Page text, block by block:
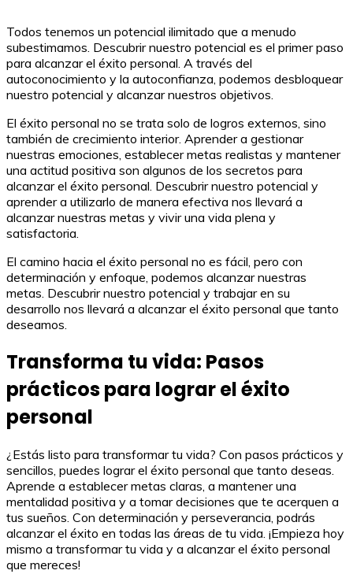
Todos tenemos un potencial ilimitado que a menudo
subestimamos. Descubrir nuestro potencial es el primer paso
para alcanzar el éxito personal. A través del
autoconocimiento y la autoconfianza, podemos desbloquear
nuestro potencial y alcanzar nuestros objetivos.
El éxito personal no se trata solo de logros externos, sino
también de crecimiento interior. Aprender a gestionar
nuestras emociones, establecer metas realistas y mantener
una actitud positiva son algunos de los secretos para
alcanzar el éxito personal. Descubrir nuestro potencial y
aprender a utilizarlo de manera efectiva nos llevará a
alcanzar nuestras metas y vivir una vida plena y
satisfactoria.
El camino hacia el éxito personal no es fácil, pero con
determinación y enfoque, podemos alcanzar nuestras
metas. Descubrir nuestro potencial y trabajar en su
desarrollo nos llevará a alcanzar el éxito personal que tanto
deseamos.
Transforma tu vida: Pasos
prácticos para lograr el éxito
personal
¿Estás listo para transformar tu vida? Con pasos prácticos y
sencillos, puedes lograr el éxito personal que tanto deseas.
Aprende a establecer metas claras, a mantener una
mentalidad positiva y a tomar decisiones que te acerquen a
tus sueños. Con determinación y perseverancia, podrás
alcanzar el éxito en todas las áreas de tu vida. ¡Empieza hoy
mismo a transformar tu vida y a alcanzar el éxito personal
que mereces!